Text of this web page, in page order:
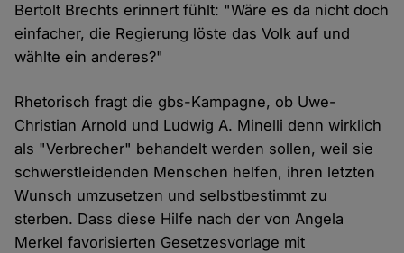
Bertolt Brechts erinnert fühlt: "Wäre es da nicht doch
einfacher, die Regierung löste das Volk auf und
wählte ein anderes?"
Rhetorisch fragt die gbs-Kampagne, ob Uwe-
Christian Arnold und Ludwig A. Minelli denn wirklich
als "Verbrecher" behandelt werden sollen, weil sie
schwerstleidenden Menschen helfen, ihren letzten
Wunsch umzusetzen und selbstbestimmt zu
sterben. Dass diese Hilfe nach der von Angela
Merkel favorisierten Gesetzesvorlage mit